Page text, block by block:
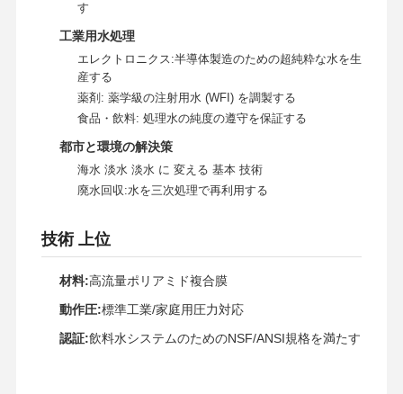
事例
て ください
研究室超純水システム
Ultrapure水機械
超純水浄化システム
超純水設備
超純水フィルタリングシステム
超純 RO 水システム
工業用水浄化システム
脱イオンされた水機械
す
工業用水処理
エレクトロニクス:半導体製造のための超純粋な水を生
産する
薬剤: 薬学級の注射用水 (WFI) を調製する
食品・飲料: 処理水の純度の遵守を保証する
都市と環境の解決策
海水 淡水 淡水 に 変える 基本 技術
廃水回収:水を三次処理で再利用する
技術 上位
材料:高流量ポリアミド複合膜
動作圧:標準工業/家庭用圧力対応
認証:飲料水システムのためのNSF/ANSI規格を満たす